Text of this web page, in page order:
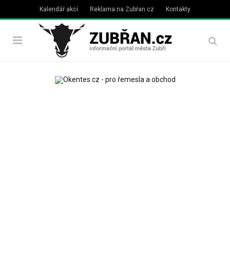
Kalendář akcí Reklama na Zubřan.cz Kontakty